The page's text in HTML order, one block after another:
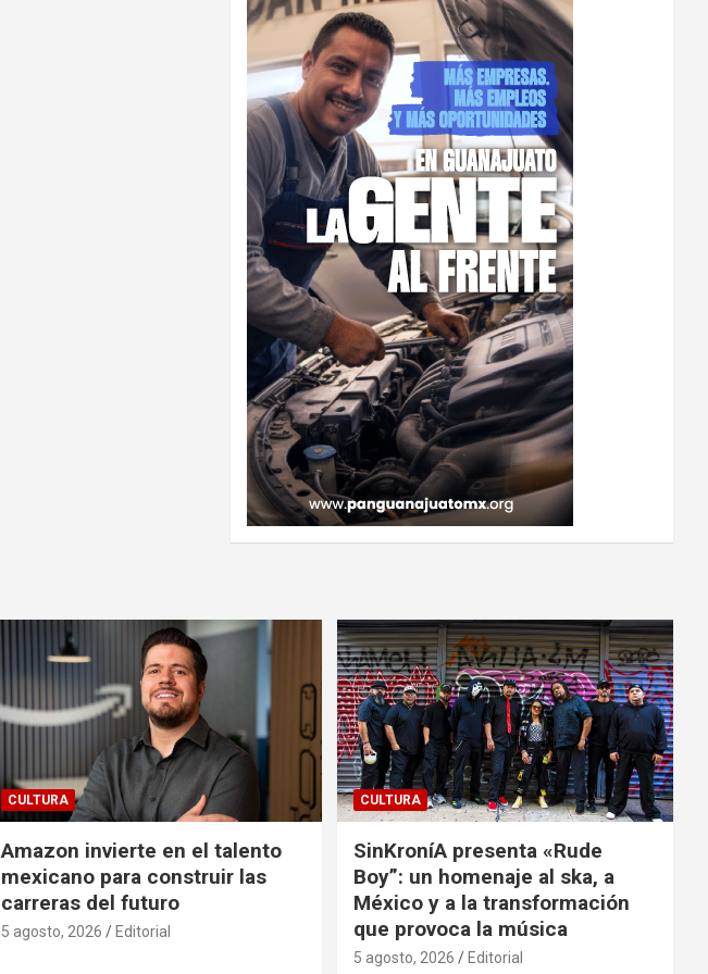
CULTURA
Amazon invierte en el talento
mexicano para construir las
carreras del futuro
5 agosto, 2026 Editorial
CULTURA
SinKroníA presenta «Rude
Boy”: un homenaje al ska, a
México y a la transformación
que provoca la música
5 agosto, 2026 Editorial